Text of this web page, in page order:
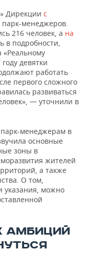
Дирекции с
парк-менеджеров.
216 человек, а на
в подробности,
«Реальному
девятки
работать
первого сложного
развиваться
— уточнили в
менеджерам в
основные
зоны в
жителей
а также
О том,
указания, можно
АМБИЦИЙ